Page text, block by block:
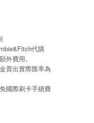
代購
外費用。
賣出實際匯率為
國際刷卡手續費